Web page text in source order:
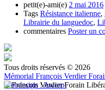
petit(e)-ami(e) 2 mai 2016
Tags Résistance italienne,
Librairie du languedoc,
commentaires Poster un
Tous droits réservés © 2026
Mémorial François Verdier
Webdesign : Awerpi